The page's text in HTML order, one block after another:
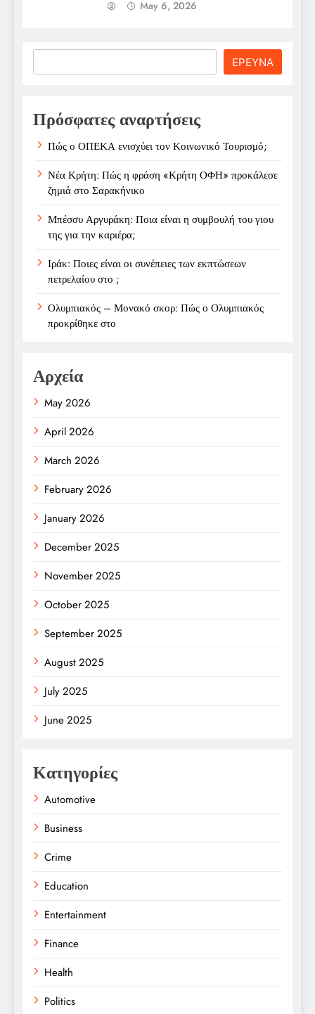
May 6, 2026
ΕΡΕΥΝΑ
Πρόσφατες αναρτήσεις
Πώς ο ΟΠΕΚΑ ενισχύει τον Κοινωνικό Τουρισμό;
Νέα Κρήτη: Πώς η φράση «Κρήτη ΟΦΗ» προκάλεσε
ζημιά στο Σαρακήνικο
Μπέσσυ Αργυράκη: Ποια είναι η συμβουλή του γιου
της για την καριέρα;
Ιράκ: Ποιες είναι οι συνέπειες των εκπτώσεων
πετρελαίου στο ;
Ολυμπιακός – Μονακό σκορ: Πώς ο Ολυμπιακός
προκρίθηκε στο
Αρχεία
May 2026
April 2026
March 2026
February 2026
January 2026
December 2025
November 2025
October 2025
September 2025
August 2025
July 2025
June 2025
Κατηγορίες
Automotive
Business
Crime
Education
Entertainment
Finance
Health
Politics